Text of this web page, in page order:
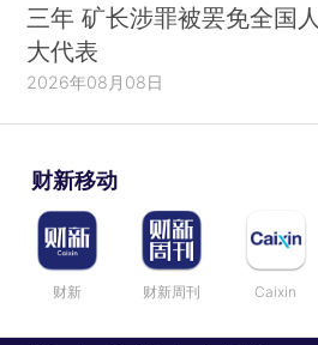
三年 矿长涉罪被罢免全国人
大代表
2026年08月08日
财新移动
财新 财新周刊 Caixin